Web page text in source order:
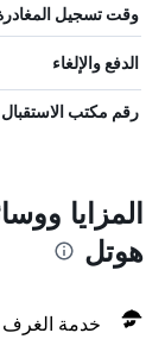
وقت تسجيل
الدفع والإلغاء
رقم مكتب الاستقبال
المزايا
هوتل
خدمة الغرف